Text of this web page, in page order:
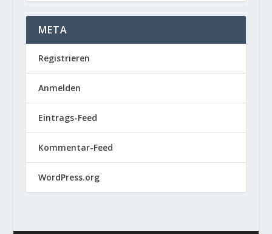
META
Registrieren
Anmelden
Eintrags-Feed
Kommentar-Feed
WordPress.org